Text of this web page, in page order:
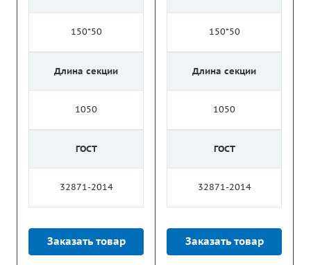
150*50
Длина секции
1050
ГОСТ
32871-2014
Заказать товар
150*50
Длина секции
1050
ГОСТ
32871-2014
Заказать товар